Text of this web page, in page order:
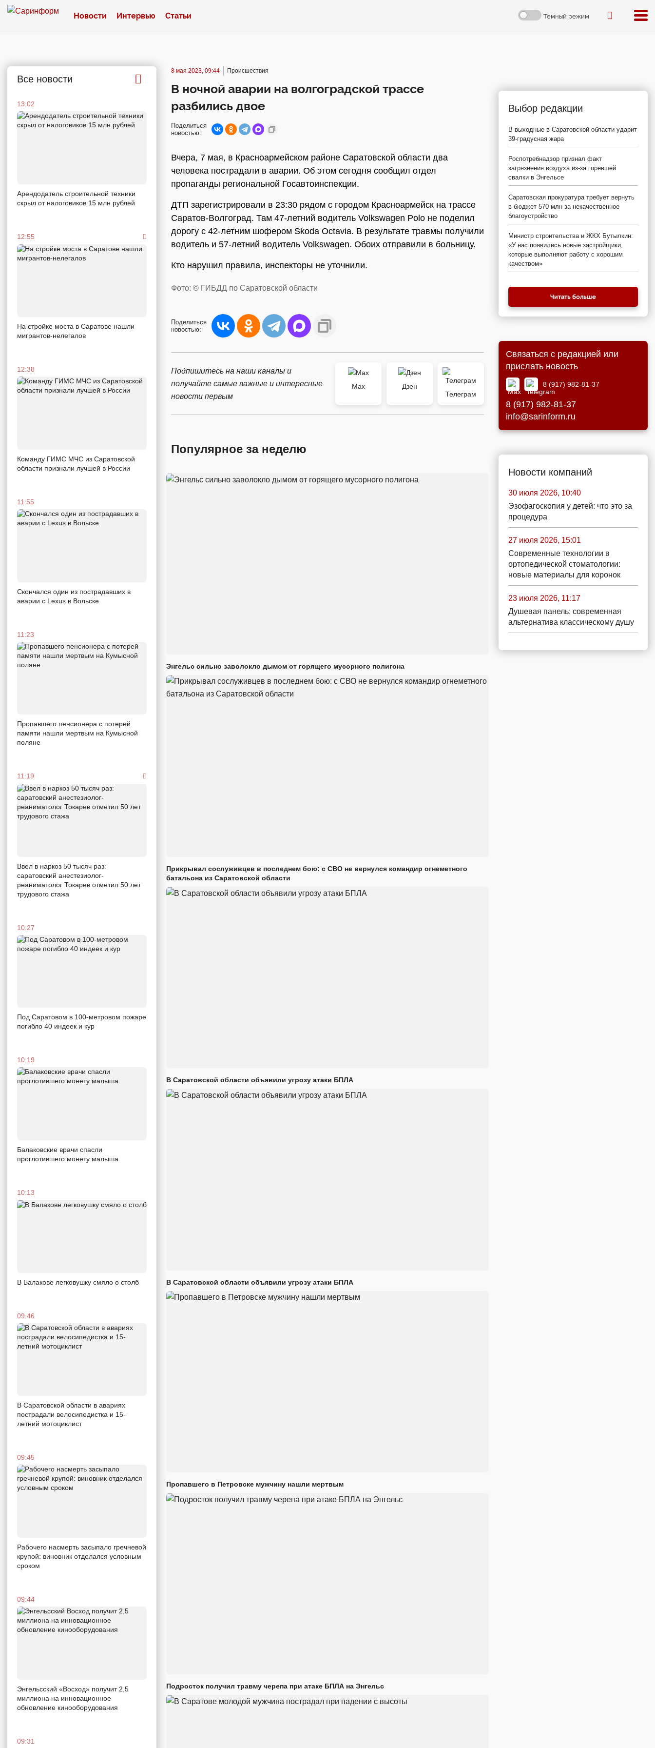
Новости Интервью Статьи Темный режим
Все новости
13:02
Арендодатель строительной техники
скрыл от налоговиков 15 млн рублей
12:55
На стройке моста в Саратове нашли
мигрантов-нелегалов
12:38
Команду ГИМС МЧС из Саратовской
области признали лучшей в России
11:55
Скончался один из пострадавших в
аварии c Lexus в Вольске
11:23
Пропавшего пенсионера с потерей
памяти нашли мертвым на Кумысной
поляне
11:19
Ввел в наркоз 50 тысяч раз:
саратовский анестезиолог-
реаниматолог Токарев отметил 50 лет
трудового стажа
10:27
Под Саратовом в 100-метровом пожаре
погибло 40 индеек и кур
10:19
Балаковские врачи спасли
проглотившего монету малыша
10:13
В Балакове легковушку смяло о столб
09:46
В Саратовской области в авариях
пострадали велосипедистка и 15-
летний мотоциклист
09:45
Рабочего насмерть засыпало гречневой
крупой: виновник отделался условным
сроком
09:44
Энгельсский «Восход» получит 2,5
миллиона на инновационное
обновление кинооборудования
09:31
8 мая 2023, 09:44 Происшествия
В ночной аварии на волгоградской трассе
разбились двое
Поделиться
новостью:
Вчера, 7 мая, в Красноармейском районе Саратовской области два
человека пострадали в аварии. Об этом сегодня сообщил отдел
пропаганды региональной Госавтоинспекции.
ДТП зарегистрировали в 23:30 рядом с городом Красноармейск на трассе
Саратов-Волгоград. Там 47-летний водитель Volkswagen Polo не поделил
дорогу с 42-летним шофером Skoda Octavia. В результате травмы получили
водитель и 57-летний водитель Volkswagen. Обоих отправили в больницу.
Кто нарушил правила, инспекторы не уточнили.
Фото: © ГИБДД по Саратовской области
Поделиться
новостью:
Подпишитесь на наши каналы и
получайте самые важные и интересные
новости первым
Max
Дзен
Телеграм
Популярное за неделю
Энгельс сильно заволокло дымом от горящего мусорного полигона
Прикрывал сослуживцев в последнем бою: с СВО не вернулся командир огнеметного
батальона из Саратовской области
В Саратовской области объявили угрозу атаки БПЛА
В Саратовской области объявили угрозу атаки БПЛА
Пропавшего в Петровске мужчину нашли мертвым
Подросток получил травму черепа при атаке БПЛА на Энгельс
Выбор редакции
В выходные в Саратовской области ударит
39-градусная жара
Роспотребнадзор признал факт
загрязнения воздуха из-за горевшей
свалки в Энгельсе
Саратовская прокуратура требует вернуть
в бюджет 570 млн за некачественное
благоустройство
Министр строительства и ЖКХ Бутылкин:
«У нас появились новые застройщики,
которые выполняют работу с хорошим
качеством»
Читать больше
Связаться с редакцией или
прислать новость
8 (917) 982-81-37
8 (917) 982-81-37
info@sarinform.ru
Новости компаний
30 июля 2026, 10:40
Эзофагоскопия у детей: что это за
процедура
27 июля 2026, 15:01
Современные технологии в
ортопедической стоматологии:
новые материалы для коронок
23 июля 2026, 11:17
Душевая панель: современная
альтернатива классическому душу